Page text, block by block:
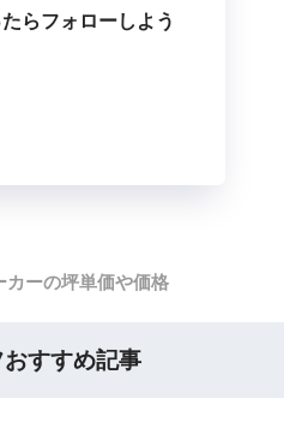
らフォローしよう
カーの坪単価や価格
すすめ記事